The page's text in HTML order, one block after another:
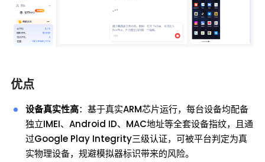
优点
设备真实性高：基于真实ARM芯片运行，每台设备均配备
独立IMEI、Android ID、MAC地址等全套设备指纹，且通
过Google Play Integrity三级认证，可被平台判定为真
实物理设备，规避模拟器标识带来的风险。